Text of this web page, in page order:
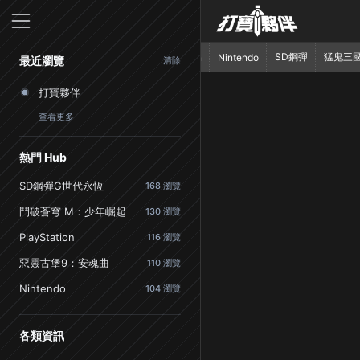
最近瀏覽 清除
打寶夥伴
查看更多
熱門 Hub
SD鋼彈G世代永恆 168 瀏覽
鬥破蒼穹 M：少年崛起 130 瀏覽
PlayStation 116 瀏覽
惡靈古堡9：安魂曲 110 瀏覽
Nintendo 104 瀏覽
各類資訊
PlayStation Nintendo SD鋼彈 猛鬼三